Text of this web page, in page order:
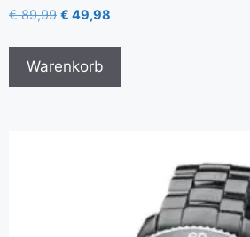
€89,99 € 49,98
Warenkorb